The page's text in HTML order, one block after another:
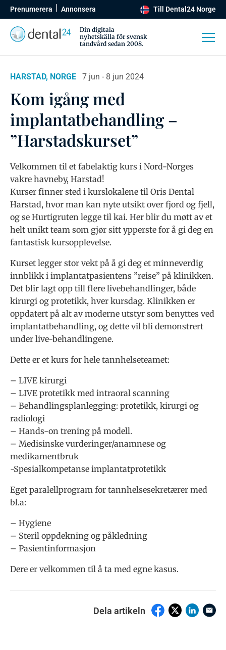
Prenumerera Annonsera Till Dental24 Norge
Din digitala
nyhetskälla för svensk
tandvård sedan 2008.
HARSTAD, NORGE 7 jun - 8 jun 2024
Kom igång med
implantatbehandling –
”Harstadskurset”
Velkommen til et fabelaktig kurs i Nord-Norges
vakre havneby, Harstad!
Kurser finner sted i kurslokalene til Oris Dental
Harstad, hvor man kan nyte utsikt over fjord og fjell,
og se Hurtigruten legge til kai. Her blir du møtt av et
helt unikt team som gjør sitt ypperste for å gi deg en
fantastisk kursopplevelse.
Kurset legger stor vekt på å gi deg et minneverdig
innblikk i implantatpasientens ”reise” på klinikken.
Det blir lagt opp till flere livebehandlinger, både
kirurgi og protetikk, hver kursdag. Klinikken er
oppdatert på alt av moderne utstyr som benyttes ved
implantatbehandling, og dette vil bli demonstrert
under live-behandlingene.
Dette er et kurs for hele tannhelseteamet:
– LIVE kirurgi
– LIVE protetikk med intraoral scanning
– Behandlingsplanlegging: protetikk, kirurgi og
radiologi
– Hands-on trening på modell.
– Medisinske vurderinger/anamnese og
medikamentbruk
-Spesialkompetanse implantatprotetikk
Eget paralellprogram for tannhelsesekretærer med
bl.a:
– Hygiene
– Steril oppdekning og påkledning
– Pasientinformasjon
Dere er velkommen til å ta med egne kasus.
Dela artikeln